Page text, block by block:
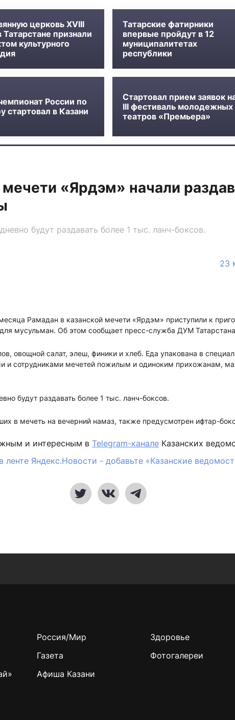
церковь XVIII
Татарстане признали
культурного
Татарские фатирники
впервые пройдут в 12
муниципалитетах
республики
России по
стартовал в Казани
Стартовал прием заявок
III фестиваль молодежных
театров «Премьера»
мечети «Ярдэм» начали
будут раздавать более 1 тыс. ланч-боксов.
23
Рамадан в казанской мечети «Ярдэм» приступили к
мусульман. Об этом сообщает пресс-служба ДУМ
овощной салат, элеш, финики и хлеб. Еда упакована в
и сотрудниками мечетей пожилым и одиноким прихожанам,
будут раздавать более 1 тыс. ланч-боксов.
в мечеть на вечерний намаз, также предусмотрен ифтар-
и интересным в Telegram-канале Казанских
ленте Яндекс.Новости - добавьте «Казанские
Россия/Мир
Здоровье
Газета
Фотогалереи
Афиша Казани